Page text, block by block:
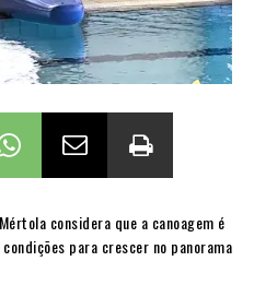
considera que a canoagem é
para crescer no panorama